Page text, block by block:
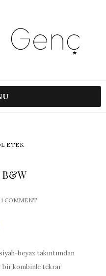
ETEK
1 COMMENT
beyaz takıntımdan
bir kombinle tekrar